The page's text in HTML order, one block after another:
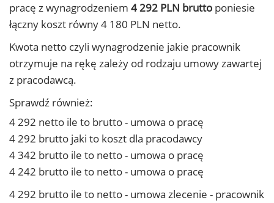
pracę z wynagrodzeniem 4 292 PLN brutto poniesie
łączny koszt równy 4 180 PLN netto.
Kwota netto czyli wynagrodzenie jakie pracownik
otrzymuje na rękę zależy od rodzaju umowy zawartej
z pracodawcą.
Sprawdź również:
4 292 netto ile to brutto - umowa o pracę
4 292 brutto jaki to koszt dla pracodawcy
4 342 brutto ile to netto - umowa o pracę
4 242 brutto ile to netto - umowa o pracę
4 292 brutto ile to netto - umowa zlecenie - pracownik